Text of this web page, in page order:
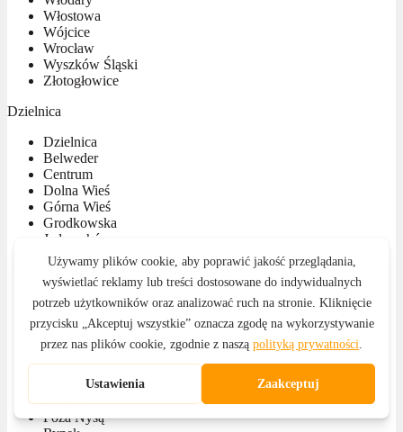
Włostowa
Wójcice
Wrocław
Wyszków Śląski
Złotogłowice
Dzielnica
Dzielnica
Belweder
Centrum
Dolna Wieś
Górna Wieś
Grodkowska
Jędrzychów
Os. Belweder Park
Os. Gałczyńskiego
Os. KEN
Os. Kościuszki
Os. Podzamcze Sektor A
Os. Podzamcze Sektor B
Os. Podzamcze Sektor C
Os. Południe
Os. Rodziewiczówny
Osiedla
Poza Nysą